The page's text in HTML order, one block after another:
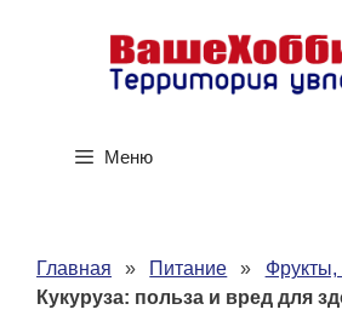
содержимому
Меню
Главная » Питание »
Кукуруза: польза и вред для